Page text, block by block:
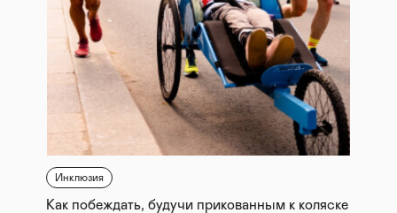
Инклюзия
Как побеждать, будучи прикованным к коляске